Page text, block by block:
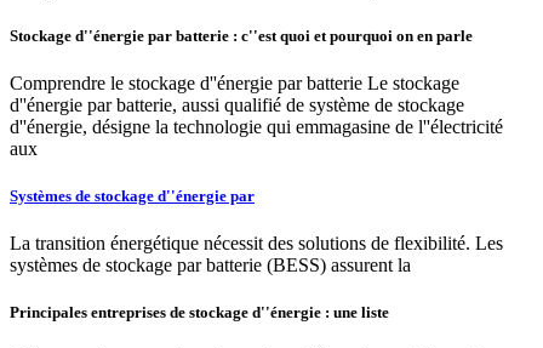
Stockage d''énergie par batterie : c''est quoi et pourquoi on en parle
Comprendre le stockage d''énergie par batterie Le stockage
d''énergie par batterie, aussi qualifié de système de stockage
d''énergie, désigne la technologie qui emmagasine de l''électricité
aux
Systèmes de stockage d''énergie par
La transition énergétique nécessit des solutions de flexibilité. Les
systèmes de stockage par batterie (BESS) assurent la
Principales entreprises de stockage d''énergie : une liste